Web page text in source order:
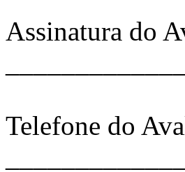
Assinatura do
Telefone do